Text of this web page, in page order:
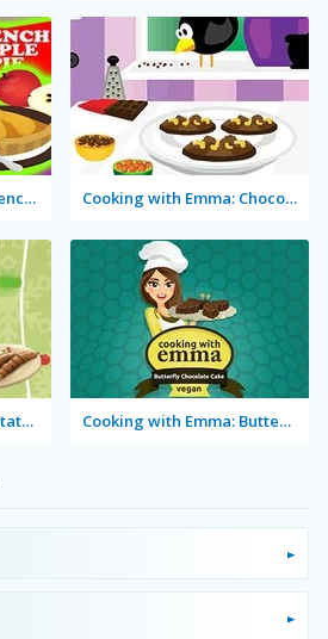
Cooking with Emma: French Apple Pie Vegan Cooking with Emma: Chocolate Biscuits
Cooking with Emma: Potato Salad Vegan Cooking with Emma: Butterfly Chocolate Cake Vegan